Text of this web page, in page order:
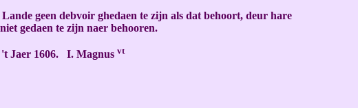
geen debvoir ghedaen te zijn als dat behoort, deur hare
gedaen te zijn naer behooren.
't Jaer 1606. I. Magnus vt